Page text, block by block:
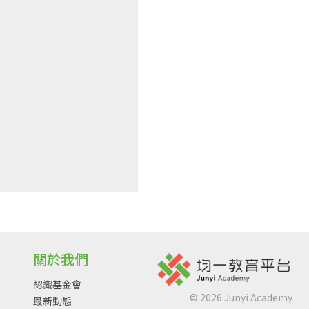
關於我們
認識基金會
最新動態
© 2026 Junyi Academy